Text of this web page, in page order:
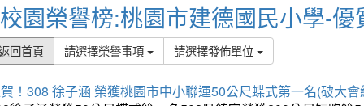
校園榮譽榜:桃園市建德國民小學-優
回首頁 請選擇榮譽事項 請選擇發佈單位
！308 徐子涵 榮獲桃園市中小聯運50公尺蝶式第一名(破大會